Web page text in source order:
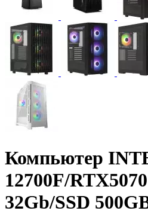
Компьютер
12700F/
32Gb/SSD